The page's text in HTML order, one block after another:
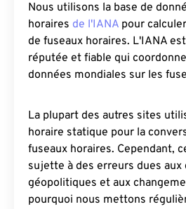
Nous utilisons la base de
horaires de l'IANA pour
de fuseaux horaires. L'IANA
réputée et fiable qui
données mondiales sur les
La plupart des autres sites
horaire statique pour la
fuseaux horaires. Cependant,
sujette à des erreurs dues aux
géopolitiques et aux
pourquoi nous mettons